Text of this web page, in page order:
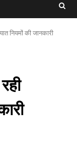
नियमों की जानकारी